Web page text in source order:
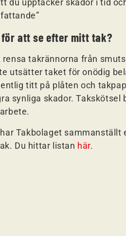
du upptäcker skador i tid
att se efter mitt tak?
takrännorna från
utsätter taket för onödig
titt på plåten och
synliga skador. Takskötsel
Takbolaget sammanställt
Du hittar listan här.